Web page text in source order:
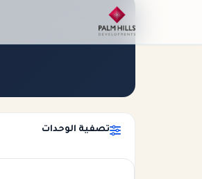
الرئيسية
تصفية الوحدات